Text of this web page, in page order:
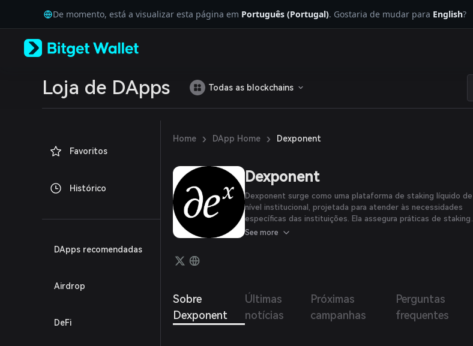
Tiếng Việt
Русский
Español (Latinoamérica)
Português (Portugal)
Bahasa Indonesia
Español (Argentina)
De momento, está a visualizar esta página em Português (Portugal). Gostaria de mudar para English?
Loja de DApps Todas as blockchains
Favoritos
Histórico
DApps recomendadas
Airdrop
DeFi
Home › DApp Home › Dexponent
Dexponent
Dexponent surge como uma plataforma de staking líquido de
nível institucional, projetada para atender às necessidades
específicas das instituições. Ela assegura práticas de staking
transparentes, adota uma abordagem não custodial, separa os
líquido.
See more
Sobre
Dexponent
Últimas
notícias
Próximas
campanhas
Perguntas
frequentes